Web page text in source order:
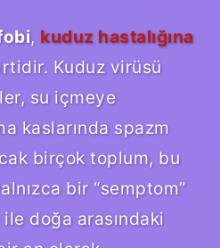
, kuduz hastalığına
Kuduz virüsü
su içmeye
kaslarında spazm
birçok toplum, bu
bir “semptom”
doğa arasındaki